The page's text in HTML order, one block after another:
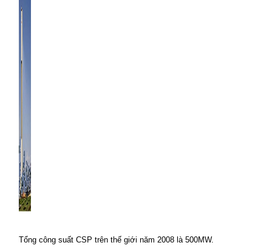
Tổng công suất CSP trên thế giới năm 2008 là 500MW.